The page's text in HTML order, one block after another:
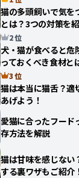
猫の多頭飼いで気を
とは？3つの対策を
2 位
犬・猫が食べると危
っておくべき食材と
3 位
猫は本当に猫舌？適
あげよう！
愛猫に合ったフード
存方法を解説
猫は甘味を感じない
する裏ワザもご紹介